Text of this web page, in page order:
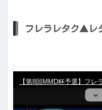
フレラレタク▲レ